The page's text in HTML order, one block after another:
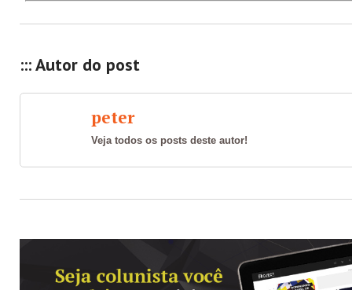
::: Autor do post
peter
Veja todos os posts deste autor!